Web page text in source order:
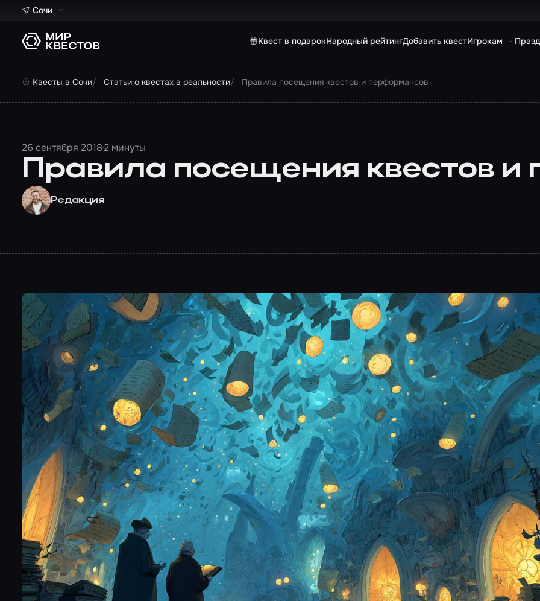
Сочи
Квест в подарокНародный рейтингДобавить квестИгрокам
Квесты в Сочи Статьи о квестах в реальности Правила посещения квестов и перформансов
26 сентября 20182 минуты
Правила посещения квестов и
Редакция